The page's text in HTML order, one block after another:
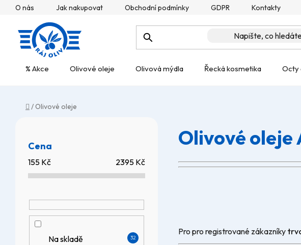
Přejít
obsah
O nás Jak nakupovat Obchodní podmínky GDPR Kontakty
% Akce Olivové oleje Olivová mýdla Řecká kosmetika Octy
Domů
/Olivové oleje
Cena
155 Kč 2395 Kč
Na skladě 32
Olivové oleje
Pro pro registrované zákazníky